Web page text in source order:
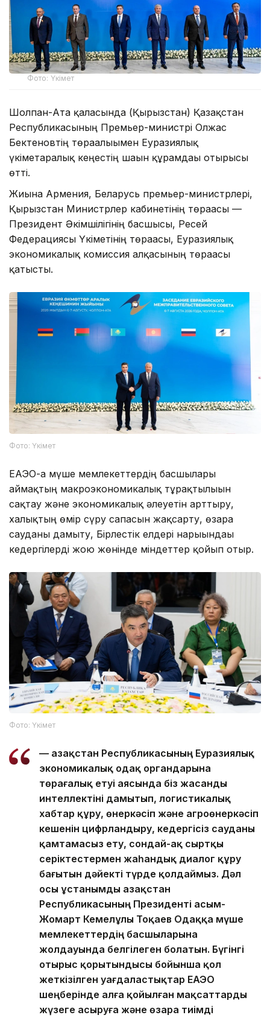
Фото: Үкімет
Шолпан-Ата қаласында (Қырғызстан) Қазақстан
Республикасының Премьер-министрі Олжас
Бектеновтің төрағалығымен Еуразиялық
үкіметаралық кеңестің шағын құрамдағы отырысы
өтті.
Жиынға Армения, Беларусь премьер-министрлері,
Қырғызстан Министрлер кабинетінің төрағасы —
Президент Әкімшілігінің басшысы, Ресей
Федерациясы Үкіметінің төрағасы, Еуразиялық
экономикалық комиссия алқасының төрағасы
қатысты.
Фото: Үкімет
ЕАЭО-ға мүше мемлекеттердің басшылары
аймақтың макроэкономикалық тұрақтылығын
сақтау және экономикалық әлеуетін арттыру,
халықтың өмір сүру сапасын жақсарту, өзара
сауданы дамыту, Бірлестік елдері нарығындағы
кедергілерді жою жөнінде міндеттер қойып отыр.
Фото: Үкімет
— Қазақстан Республикасының Еуразиялық
экономикалық одақ органдарына
төрағалық етуі аясында біз жасанды
интеллектіні дамытып, логистикалық
хабтар құру, өнеркәсіп және агроөнеркәсіп
кешенін цифрландыру, кедергісіз сауданы
қамтамасыз ету, сондай-ақ сыртқы
серіктестермен жаһандық диалог құру
бағытын дәйекті түрде қолдаймыз. Дәл
осы ұстанымды Қазақстан
Республикасының Президенті Қасым-
Жомарт Кемелұлы Тоқаев Одаққа мүше
мемлекеттердің басшыларына
жолдауында белгілеген болатын. Бүгінгі
отырыс қорытындысы бойынша қол
жеткізілген уағдаластықтар ЕАЭО
шеңберінде алға қойылған мақсаттарды
жүзеге асыруға және өзара тиімді